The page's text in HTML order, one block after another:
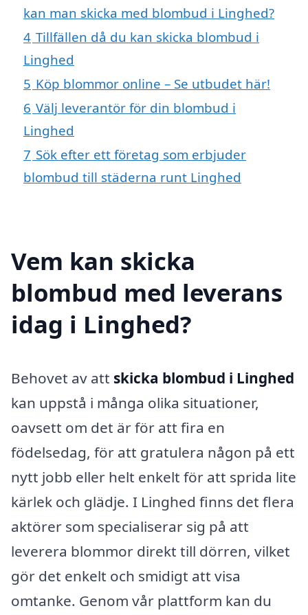
kan man skicka med blombud i Linghed?
4 Tillfällen då du kan skicka blombud i
Linghed
5 Köp blommor online – Se utbudet här!
6 Välj leverantör för din blombud i
Linghed
7 Sök efter ett företag som erbjuder
blombud till städerna runt Linghed
Vem kan skicka
blombud med leverans
idag i Linghed?
Behovet av att skicka blombud i Linghed
kan uppstå i många olika situationer,
oavsett om det är för att fira en
födelsedag, för att gratulera någon på ett
nytt jobb eller helt enkelt för att sprida lite
kärlek och glädje. I Linghed finns det flera
aktörer som specialiserar sig på att
leverera blommor direkt till dörren, vilket
gör det enkelt och smidigt att visa
omtanke. Genom vår plattform kan du